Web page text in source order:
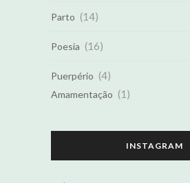
Parto (14)
Poesia (16)
Puerpério (4)
Amamentação (1)
INSTAGRAM